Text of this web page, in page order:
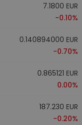
7.1800 EUR
-0.10%
0.140894000 EUR
-0.70%
0.865121 EUR
0.00%
187.230 EUR
-0.20%